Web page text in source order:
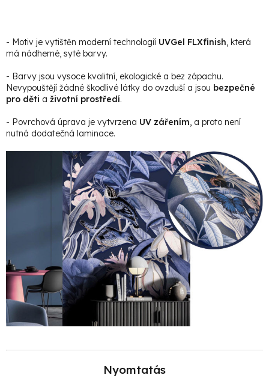
- Motiv je vytištěn moderní technologií UVGel FLXfinish, která
má nádherné, syté barvy.
- Barvy jsou vysoce kvalitní, ekologické a bez zápachu.
Nevypouštějí žádné škodlivé látky do ovzduší a jsou bezpečné
pro děti a životní prostředí.
- Povrchová úprava je vytvrzena UV zářením, a proto není
nutná dodatečná laminace.
Nyomtatás